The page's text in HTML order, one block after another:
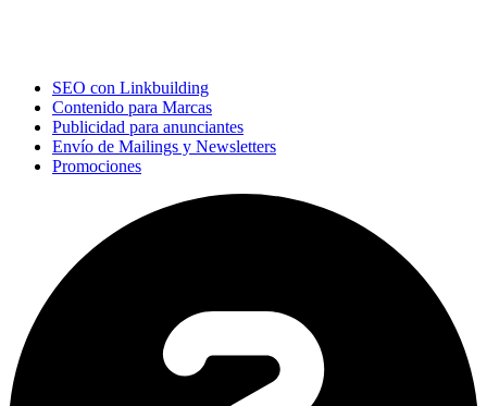
SEO con Linkbuilding
Contenido para Marcas
Publicidad para anunciantes
Envío de Mailings y Newsletters
Promociones